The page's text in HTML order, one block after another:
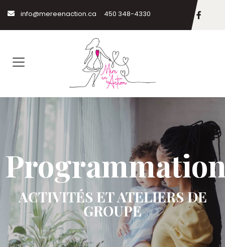
info@mereenaction.ca 450 348-4330
ACTIVITÉS ET ATELIERS DE
GROUPE